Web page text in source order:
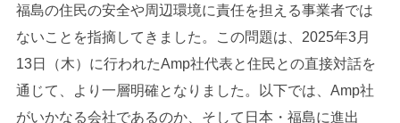
福島の住民の安全や周辺環境に責任を担える事業者では
ないことを指摘してきました。この問題は、2025年3月
13日（木）に行われたAmp社代表と住民との直接対話を
通じて、より一層明確となりました。以下では、Amp社
がいかなる会社であるのか、そして日本・福島に進出